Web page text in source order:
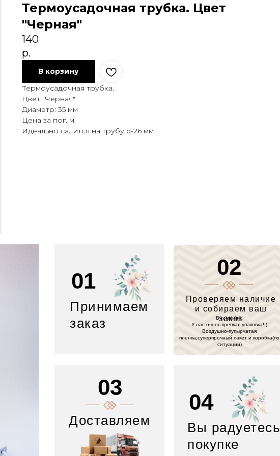
Термоусадочная трубка. Цвет
"Черная"
140
р.
В корзину
Термоусадочная трубка.
Цвет "Черная"
Диаметр: 35 мм
Цена за пог. м.
Идеально садится на трубу d-26 мм
01
Принимаем
заказ
02
Проверяем наличие
и собираем ваш
заказ
03
Доставляем
04
Вы радуетесь
покупке
Внимание!
У нас очень крепкая упаковка!:)
Воздушно-пупырчатая
пленка,суперпрочный пакет и коробка(по
ситуации)